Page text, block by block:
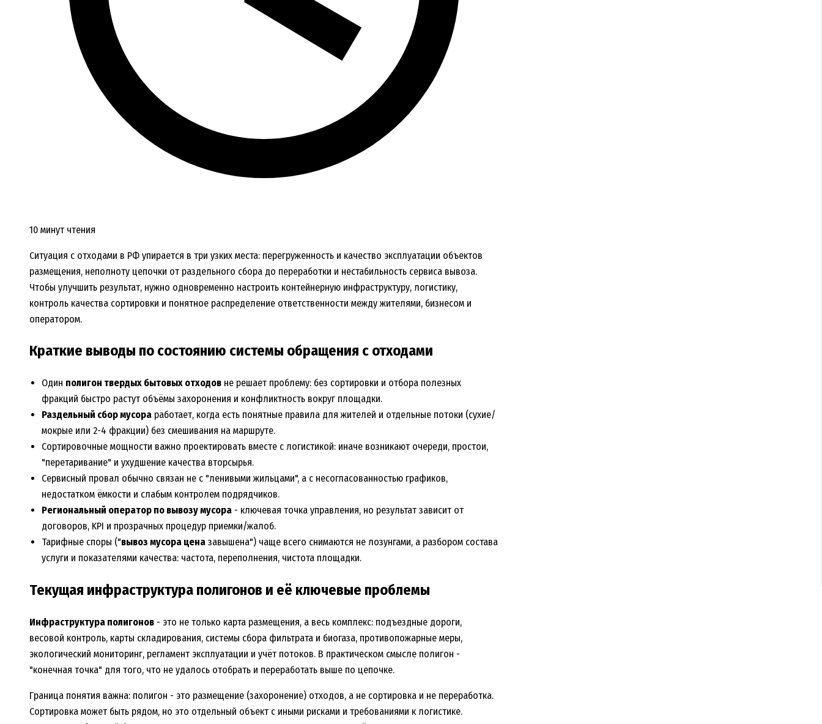
10 минут чтения
Ситуация с отходами в РФ упирается в три узких места: перегруженность и качество эксплуатации объектов
размещения, неполноту цепочки от раздельного сбора до переработки и нестабильность сервиса вывоза.
Чтобы улучшить результат, нужно одновременно настроить контейнерную инфраструктуру, логистику,
контроль качества сортировки и понятное распределение ответственности между жителями, бизнесом и
оператором.
Краткие выводы по состоянию системы обращения с отходами
Один полигон твердых бытовых отходов не решает проблему: без сортировки и отбора полезных
фракций быстро растут объёмы захоронения и конфликтность вокруг площадки.
Раздельный сбор мусора работает, когда есть понятные правила для жителей и отдельные потоки (сухие/
мокрые или 2-4 фракции) без смешивания на маршруте.
Сортировочные мощности важно проектировать вместе с логистикой: иначе возникают очереди, простои,
"перетаривание" и ухудшение качества вторсырья.
Сервисный провал обычно связан не с "ленивыми жильцами", а с несогласованностью графиков,
недостатком ёмкости и слабым контролем подрядчиков.
Региональный оператор по вывозу мусора - ключевая точка управления, но результат зависит от
договоров, KPI и прозрачных процедур приемки/жалоб.
Тарифные споры ("вывоз мусора цена завышена") чаще всего снимаются не лозунгами, а разбором состава
услуги и показателями качества: частота, переполнения, чистота площадки.
Текущая инфраструктура полигонов и её ключевые проблемы
Инфраструктура полигонов - это не только карта размещения, а весь комплекс: подъездные дороги,
весовой контроль, карты складирования, системы сбора фильтрата и биогаза, противопожарные меры,
экологический мониторинг, регламент эксплуатации и учёт потоков. В практическом смысле полигон -
"конечная точка" для того, что не удалось отобрать и переработать выше по цепочке.
Граница понятия важна: полигон - это размещение (захоронение) отходов, а не сортировка и не переработка.
Сортировка может быть рядом, но это отдельный объект с иными рисками и требованиями к логистике.